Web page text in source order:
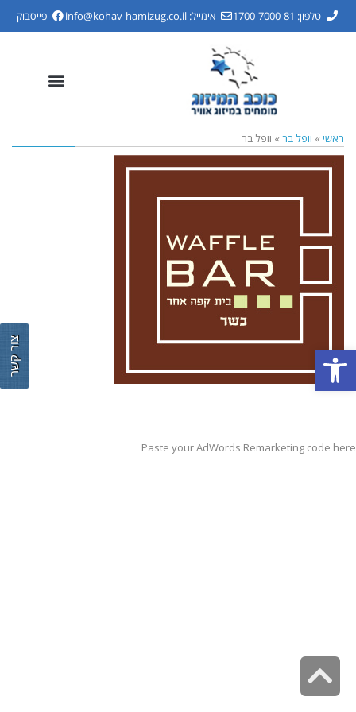
פתח סרגל נגישות
טלפון: 1700-7000-81 אימייל:info@kohav-hamizug.co.il פייסבוק
ראשי » וופל בר » וופל בר
Paste your AdWords Remarketing code here
גלילה
לראש
צור קשר